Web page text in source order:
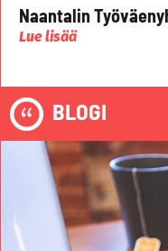
Naantalin
Lue lisää
BLOGI